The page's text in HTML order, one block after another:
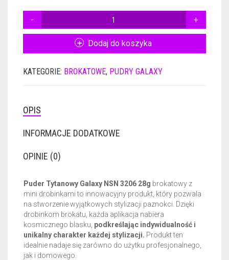
BRUSH SAVER 15ML
PUDER
3206
Dodaj do koszyka
KATEGORIE: BROKATOWE, PUDRY GALAXY
OPIS
INFORMACJE DODATKOWE
OPINIE (0)
Puder Tytanowy Galaxy NSN 3206 28g brokatowy z
mini drobinkami to innowacyjny produkt, który pozwala
na stworzenie wyjątkowych stylizacji paznokci. Dzięki
drobinkom brokatu, każda aplikacja nabiera
kosmicznego blasku, podkreślając indywidualność i
unikalny charakter każdej stylizacji. Produkt ten
idealnie nadaje się zarówno do użytku profesjonalnego,
jak i domowego.